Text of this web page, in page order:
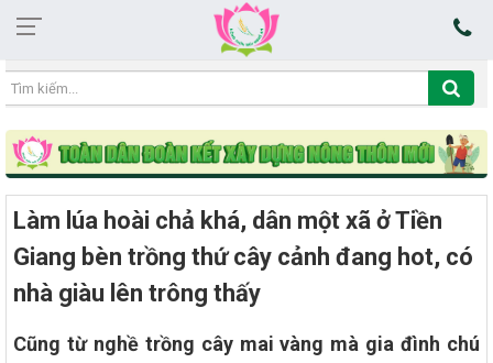
17:11:57 06/08/2026
Làm lúa hoài chả khá, dân một xã ở Tiền
Giang bèn trồng thứ cây cảnh đang hot, có
nhà giàu lên trông thấy
Cũng từ nghề trồng cây mai vàng mà gia đình chú